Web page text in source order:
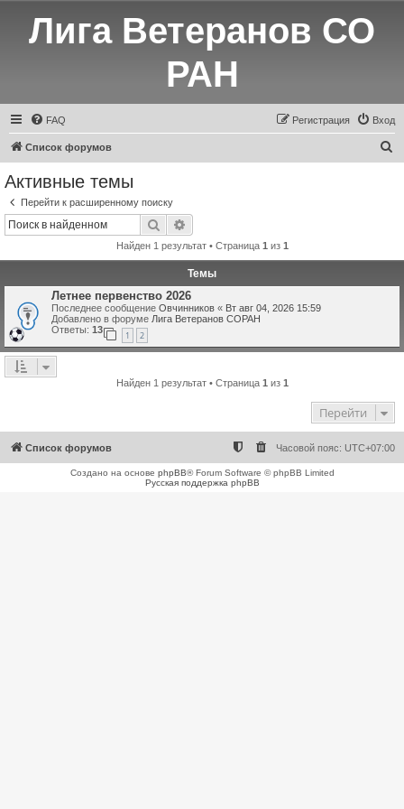
Лига Ветеранов СО
РАН
FAQ Вход
Регистрация
Список форумов
Активные темы
Перейти к расширенному поиску
Поиск
Найден 1 результат • Страница 1 из 1
Темы
Летнее первенство 2026
Последнее сообщение Овчинников « Вт авг 04, 2026 15:59
Добавлено в форуме Лига Ветеранов СОРАН
Ответы: 13
1 2
Найден 1 результат • Страница 1 из 1
Перейти
Список форумов Часовой пояс: UTC+07:00
Создано на основе phpBB® Forum Software © phpBB Limited
Русская поддержка phpBB